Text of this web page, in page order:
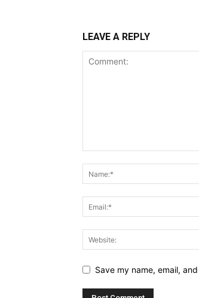
LEAVE A REPLY
Save my name, email,